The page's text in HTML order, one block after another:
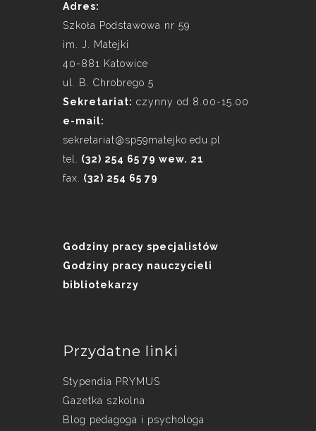
Adres:
Szkoła Podstawowa nr 59
im. J. Matejki
40-881 Katowice
ul. B. Chrobrego 5
Sekretariat: czynny od 8.00-15.00
e-mail:
sekretariat@sp59matejko.edu.pl
tel.
(32) 254 65 79 wew. 21
fax.
(32) 254 65 79
Godziny pracy specjalistów
Godziny pracy nauczycieli
bibliotekarzy
Przydatne linki
Stypendia PRYMUS
Gazetka szkolna
Blog pedagoga i psychologa